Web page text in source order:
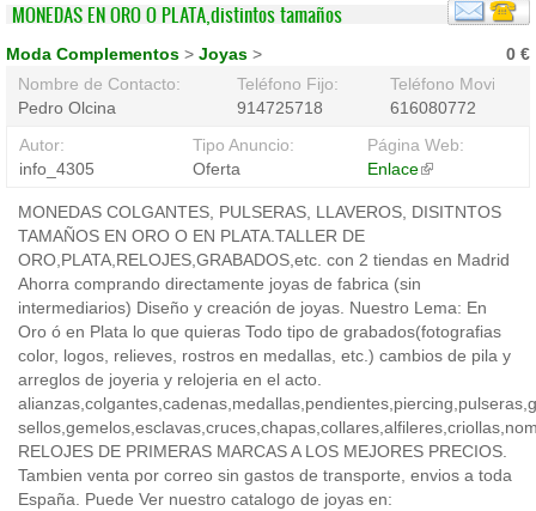
MONEDAS EN ORO O PLATA,distintos tamaños
0 €
Moda Complementos > Joyas >
Nombre de Contacto:
Pedro Olcina
Teléfono Fijo:
914725718
Teléfono Movil:
616080772
Autor:
info_4305
Tipo Anuncio:
Oferta
Página Web:
Enlace(link
external)
MONEDAS COLGANTES, PULSERAS, LLAVEROS, DISITNTOS
TAMAÑOS EN ORO O EN PLATA.TALLER DE
ORO,PLATA,RELOJES,GRABADOS,etc. con 2 tiendas en Madrid
Ahorra comprando directamente joyas de fabrica (sin
intermediarios) Diseño y creación de joyas. Nuestro Lema: En
Oro ó en Plata lo que quieras Todo tipo de grabados(fotografias
color, logos, relieves, rostros en medallas, etc.) cambios de pila y
arreglos de joyeria y relojeria en el acto.
RELOJES DE PRIMERAS MARCAS A LOS MEJORES PRECIOS.
Tambien venta por correo sin gastos de transporte, envios a toda
España. Puede Ver nuestro catalogo de joyas en: